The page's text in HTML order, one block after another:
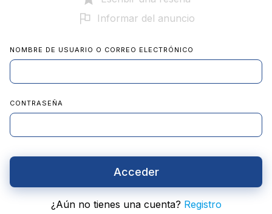
Informar del anuncio
NOMBRE DE USUARIO O CORREO ELECTRÓNICO
CONTRASEÑA
Acceder
¿Aún no tienes una cuenta? Registro